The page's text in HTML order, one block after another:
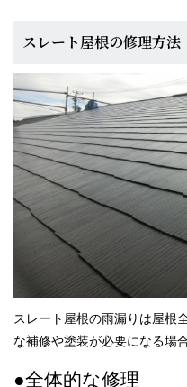
スレート屋根の修理方法
スレート屋根の雨漏りは屋根
な補修や塗装が必要になる場
●全体的な修理